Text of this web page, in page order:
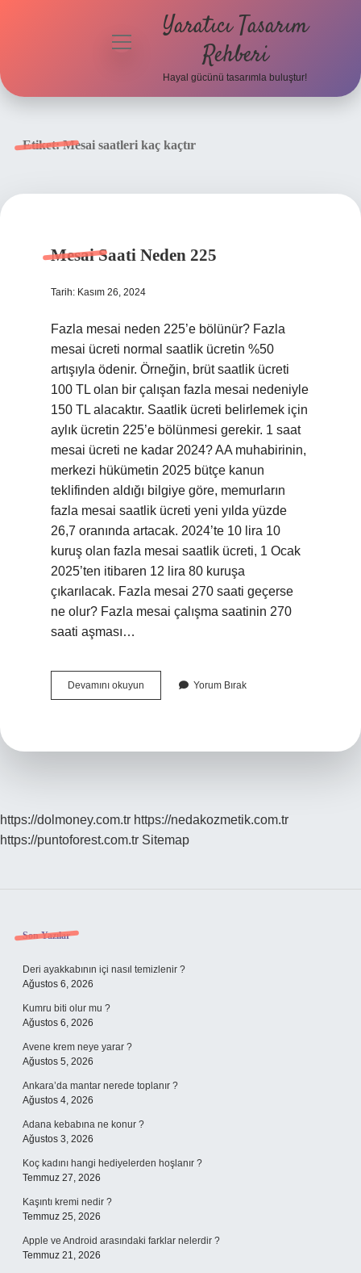
Politikası
menüyü
Yaratıcı Tasarım
Rehberi
Hayal gücünü tasarımla buluştur!
Etiket:Mesai saatleri kaç kaçtır
Mesai Saati Neden 225
Tarih: Kasım 26, 2024
Fazla mesai neden 225’e bölünür? Fazla
mesai ücreti normal saatlik ücretin %50
artışıyla ödenir. Örneğin, brüt saatlik ücreti
100 TL olan bir çalışan fazla mesai nedeniyle
150 TL alacaktır. Saatlik ücreti belirlemek için
aylık ücretin 225’e bölünmesi gerekir. 1 saat
mesai ücreti ne kadar 2024? AA muhabirinin,
merkezi hükümetin 2025 bütçe kanun
teklifinden aldığı bilgiye göre, memurların
fazla mesai saatlik ücreti yeni yılda yüzde
26,7 oranında artacak. 2024’te 10 lira 10
kuruş olan fazla mesai saatlik ücreti, 1 Ocak
2025’ten itibaren 12 lira 80 kuruşa
çıkarılacak. Fazla mesai 270 saati geçerse
ne olur? Fazla mesai çalışma saatinin 270
saati aşması…
Devamını okuyun
Saati
Yorum Bırak
https://dolmoney.com.tr https://nedakozmetik.com.tr
https://puntoforest.com.tr Sitemap
Sidebar
Son Yazılar
Deri ayakkabının içi nasıl temizlenir ?
Ağustos 6, 2026
Kumru biti olur mu ?
Ağustos 6, 2026
Avene krem neye yarar ?
Ağustos 5, 2026
Ankara’da mantar nerede toplanır ?
Ağustos 4, 2026
Adana kebabına ne konur ?
Ağustos 3, 2026
Koç kadını hangi hediyelerden hoşlanır ?
Temmuz 27, 2026
Kaşıntı kremi nedir ?
Temmuz 25, 2026
Apple ve Android arasındaki farklar nelerdir ?
Temmuz 21, 2026